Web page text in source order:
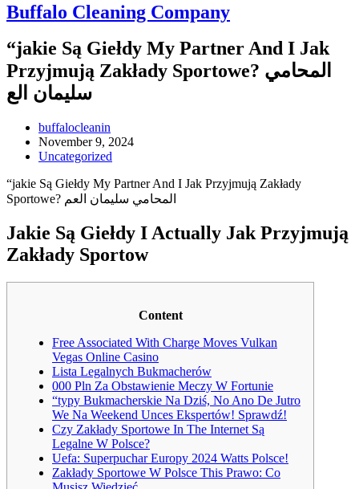
Buffalo Cleaning Company​
“jakie Są Giełdy My Partner And I Jak
Przyjmują Zakłady Sportowe? المحامي
سليمان الع
Post
author:
buffalocleanin
Post
published:
November 9, 2024
Post
Uncategorized
“jakie Są Giełdy My Partner And I Jak Przyjmują Zakłady
Sportowe? المحامي سليمان العم
Jakie Są Giełdy I Actually Jak Przyjmują
Zakłady Sportow
Content
Free Associated With Charge Moves Vulkan
Vegas Online Casino
Lista Legalnych Bukmacherów
000 Pln Za Obstawienie Meczy W Fortunie
“typy Bukmacherskie Na Dziś, No Ano De Jutro
We Na Weekend Unces Ekspertów! Sprawdź!
Czy Zakłady Sportowe In The Internet Są
Legalne W Polsce?
Uefa: Superpuchar Europy 2024 Watts Polsce!
Zakłady Sportowe W Polsce This Prawo: Co